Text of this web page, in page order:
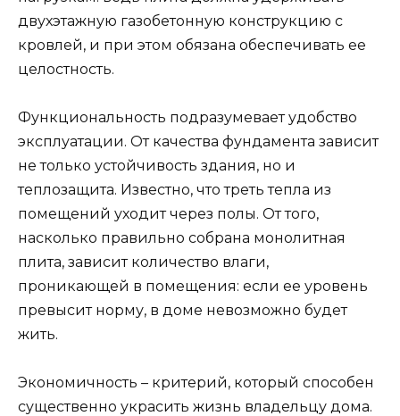
двухэтажную газобетонную конструкцию с
кровлей, и при этом обязана обеспечивать ее
целостность.
Функциональность подразумевает удобство
эксплуатации. От качества фундамента зависит
не только устойчивость здания, но и
теплозащита. Известно, что треть тепла из
помещений уходит через полы. От того,
насколько правильно собрана монолитная
плита, зависит количество влаги,
проникающей в помещения: если ее уровень
превысит норму, в доме невозможно будет
жить.
Экономичность – критерий, который способен
существенно украсить жизнь владельцу дома.